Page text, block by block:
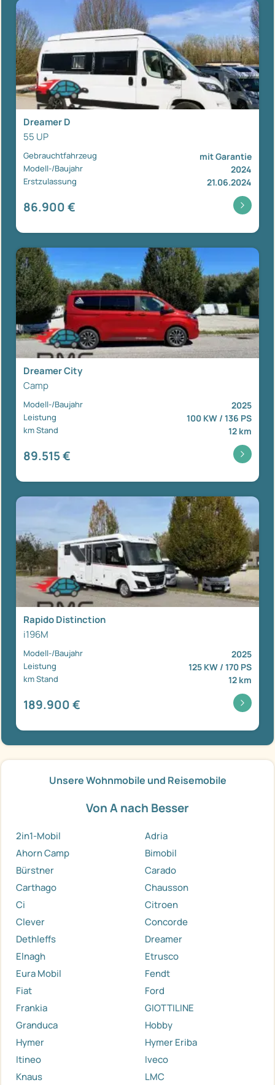
Dreamer D
55 UP
Gebrauchtfahrzeug mit Garantie
Modell-/Baujahr 2024
Erstzulassung 21.06.2024
86.900 €
Dreamer City
Camp
Modell-/Baujahr 2025
Leistung 100 KW / 136 PS
km Stand 12 km
89.515 €
Rapido Distinction
i196M
Modell-/Baujahr 2025
Leistung 125 KW / 170 PS
km Stand 12 km
189.900 €
Unsere Wohnmobile und Reisemobile
Von A nach Besser
2in1-Mobil
Adria
Ahorn Camp
Bimobil
Bürstner
Carado
Carthago
Chausson
Ci
Citroen
Clever
Concorde
Dethleffs
Dreamer
Elnagh
Etrusco
Eura Mobil
Fendt
Fiat
Ford
Frankia
GIOTTILINE
Granduca
Hobby
Hymer
Hymer Eriba
Itineo
Iveco
Knaus
LMC